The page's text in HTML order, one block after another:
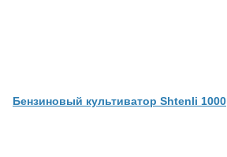
Бензиновый культиватор Shtenli 1000